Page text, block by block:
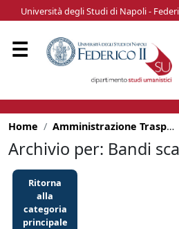
Università degli Studi di Napoli -
Home Amministrazione Trasparente
Archivio per: Bandi
Ritorna
alla
categoria
principale